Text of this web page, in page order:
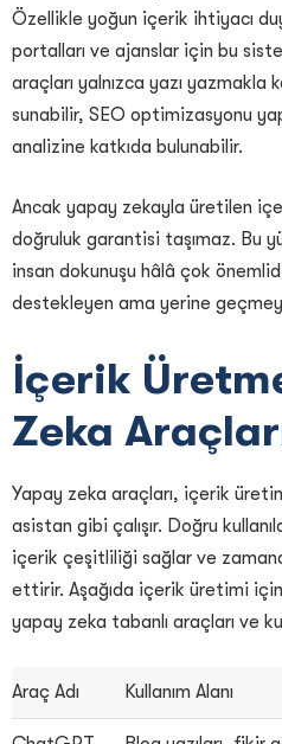
Özellikle yoğun içerik ihtiyacı
portalları ve ajanslar için bu
araçları yalnızca yazı yazmakla
sunabilir, SEO optimizasyonu
analizine katkıda bulunabilir.
Ancak yapay zekayla üretilen
doğruluk garantisi taşımaz. Bu
insan dokunuşu hâlâ çok
destekleyen ama yerine
İçerik
Zeka
Yapay zeka araçları, içerik
asistan gibi çalışır. Doğru
içerik çeşitliliği sağlar ve
ettirir. Aşağıda içerik üretimi için
yapay zeka tabanlı araçları ve
Araç Adı Kullanım Alanı